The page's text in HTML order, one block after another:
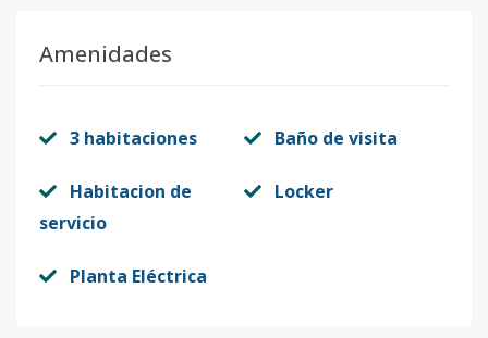
Amenidades
3 habitaciones Baño de visita
Habitacion de
servicio
Locker
Planta Eléctrica